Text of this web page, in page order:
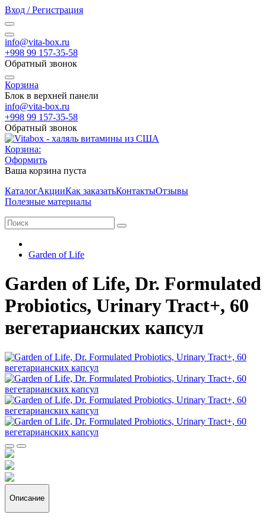
Вход / Регистрация
info@vita-box.ru
+998 99 157-35-58
Обратный звонок
Корзина
Блок в верхней панели
info@vita-box.ru
+998 99 157-35-58
Обратный звонок
Корзина:
Оформить
Ваша корзина пуста
КаталогАкцииКак заказатьКонтактыОтзывы
Полезные материалы
Garden of Life
Garden of Life, Dr. Formulated
Probiotics, Urinary Tract+, 60
вегетарианских капсул
Описание